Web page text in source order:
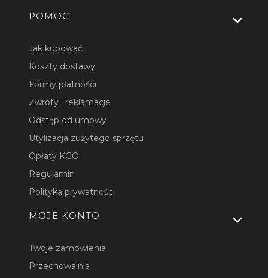
Linki w stopce
POMOC
Jak kupować
Koszty dostawy
Formy płatności
Zwroty i reklamacje
Odstąp od umowy
Utylizacja zużytego sprzętu
Opłaty KGO
Regulamin
Polityka prywatności
MOJE KONTO
Twoje zamówienia
Przechowalnia